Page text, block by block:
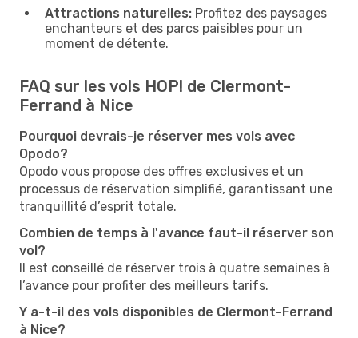
Attractions naturelles: Profitez des paysages
enchanteurs et des parcs paisibles pour un
moment de détente.
FAQ sur les vols HOP! de Clermont-
Ferrand à Nice
Pourquoi devrais-je réserver mes vols avec
Opodo?
Opodo vous propose des offres exclusives et un
processus de réservation simplifié, garantissant une
tranquillité d’esprit totale.
Combien de temps à l'avance faut-il réserver son
vol?
Il est conseillé de réserver trois à quatre semaines à
l’avance pour profiter des meilleurs tarifs.
Y a-t-il des vols disponibles de Clermont-Ferrand
à Nice?